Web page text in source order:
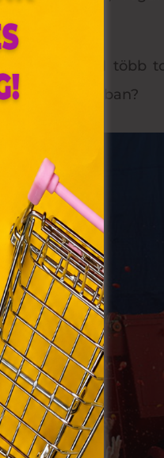
ahol több
a paradicsomban?
olyan
az Ön
törvény,
Azon
a „sütik"
egyéb